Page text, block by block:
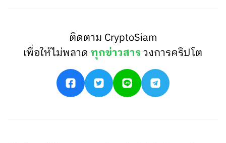
ติดตาม CryptoSiam
เพื่อให้ไม่พลาดทุกข่าวสารวงการคริปโต